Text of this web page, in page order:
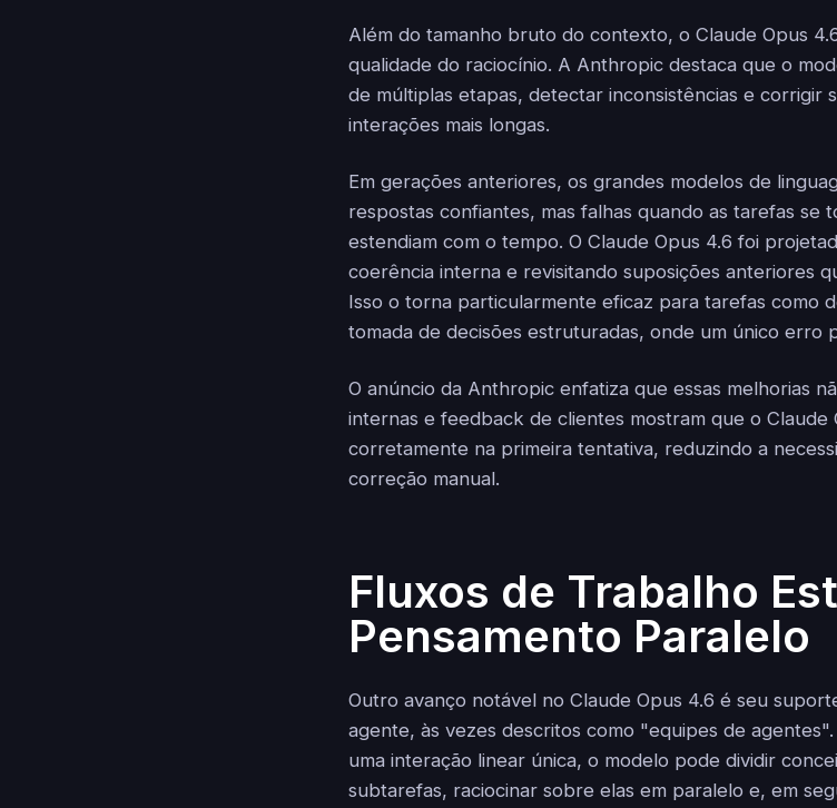
Além do tamanho bruto do contexto, o Claude Opus
qualidade do raciocínio. A Anthropic destaca que o
de múltiplas etapas, detectar inconsistências e corrigir
interações mais longas.
Em gerações anteriores, os grandes modelos de
respostas confiantes, mas falhas quando as tarefas se
estendiam com o tempo. O Claude Opus 4.6 foi
coerência interna e revisitando suposições anteriores
Isso o torna particularmente eficaz para tarefas como
tomada de decisões estruturadas, onde um único erro
O anúncio da Anthropic enfatiza que essas melhorias
internas e feedback de clientes mostram que o Claude
corretamente na primeira tentativa, reduzindo a
correção manual.
Fluxos de Trabalho
Pensamento Paralelo
Outro avanço notável no Claude Opus 4.6 é seu
agente, às vezes descritos como "equipes de
uma interação linear única, o modelo pode dividir
subtarefas, raciocinar sobre elas em paralelo e, em